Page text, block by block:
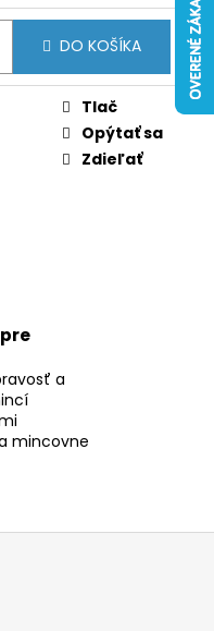
DO KOŠÍKA
Tlač
Opýtať sa
Zdieľať
a
mincovne